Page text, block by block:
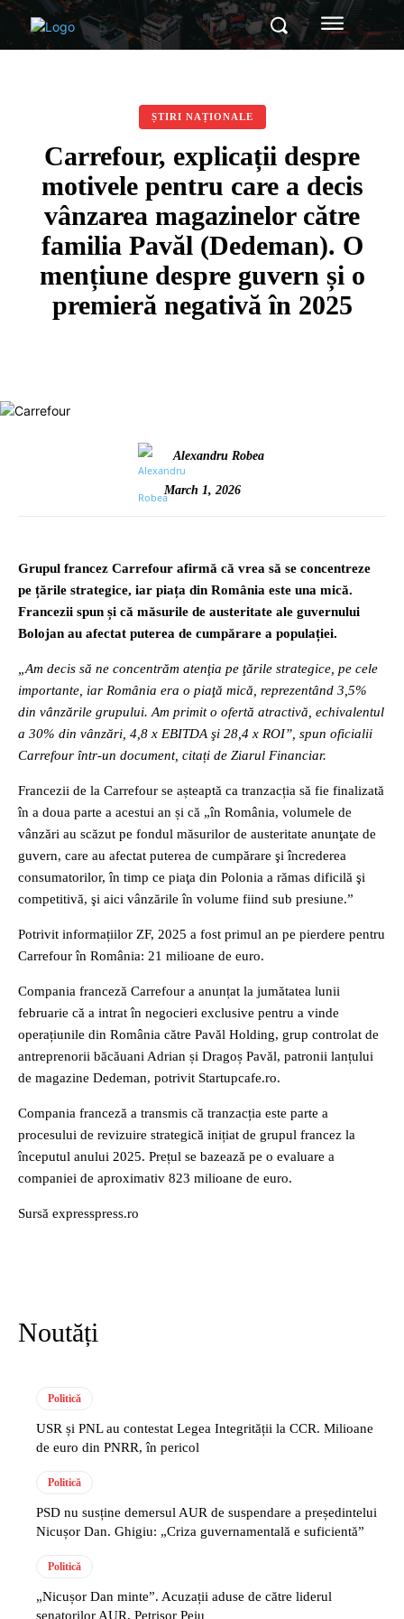
ȘTIRI NAȚIONALE
Carrefour, explicații despre
motivele pentru care a decis
vânzarea magazinelor către
familia Pavăl (Dedeman). O
mențiune despre guvern și o
premieră negativă în 2025
Alexandru Robea
March 1, 2026
Grupul francez Carrefour afirmă că vrea să se concentreze
pe țările strategice, iar piața din România este una mică.
Francezii spun și că măsurile de austeritate ale guvernului
Bolojan au afectat puterea de cumpărare a populației.
„Am decis să ne concentrăm atenţia pe ţările strategice, pe cele
importante, iar România era o piaţă mică, reprezentând 3,5%
din vânzările grupului. Am primit o ofertă atractivă, echivalentul
a 30% din vânzări, 4,8 x EBITDA şi 28,4 x ROI”, spun oficialii
Carrefour într-un document, citați de Ziarul Financiar.
Francezii de la Carrefour se așteaptă ca tranzacția să fie finalizată
în a doua parte a acestui an și că „în România, volumele de
vânzări au scăzut pe fondul măsurilor de austeritate anunţate de
guvern, care au afectat puterea de cumpărare şi încrederea
consumatorilor, în timp ce piaţa din Polonia a rămas dificilă şi
competitivă, şi aici vânzările în volume fiind sub presiune.”
Potrivit informațiilor ZF, 2025 a fost primul an pe pierdere pentru
Carrefour în România: 21 milioane de euro.
Compania franceză Carrefour a anunțat la jumătatea lunii
februarie că a intrat în negocieri exclusive pentru a vinde
operațiunile din România către Pavăl Holding, grup controlat de
antreprenorii băcăuani Adrian și Dragoș Pavăl, patronii lanțului
de magazine Dedeman, potrivit Startupcafe.ro.
Compania franceză a transmis că tranzacția este parte a
procesului de revizuire strategică inițiat de grupul francez la
începutul anului 2025. Prețul se bazează pe o evaluare a
companiei de aproximativ 823 milioane de euro.
Sursă expresspress.ro
Noutăți
Politică
USR și PNL au contestat Legea Integrității la CCR. Milioane
de euro din PNRR, în pericol
Politică
PSD nu susține demersul AUR de suspendare a președintelui
Nicușor Dan. Ghigiu: „Criza guvernamentală e suficientă”
Politică
„Nicușor Dan minte”. Acuzații aduse de către liderul
senatorilor AUR, Petrișor Peiu